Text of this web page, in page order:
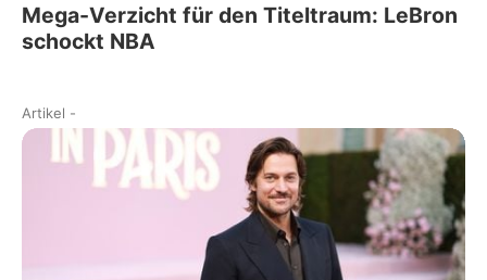
Mega-Verzicht für den Titeltraum: LeBron
schockt NBA
Artikel -